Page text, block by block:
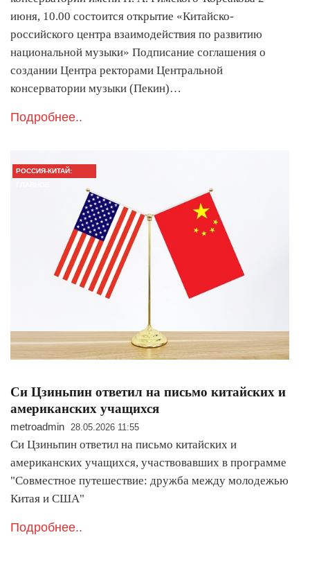
июня, 10.00 состоится открытие «Китайско-
российского центра взаимодействия по развитию
национальной музыки» Подписание соглашения о
создании Центра ректорами Центральной
консерватории музыки (Пекин)…
Подробнее..
РОССИЯ-КИТАЙ:
Си Цзиньпин ответил на письмо китайских и
американских учащихся
metroadmin 28.05.2026 11:55
Си Цзиньпин ответил на письмо китайских и
американских учащихся, участвовавших в программе
"Совместное путешествие: дружба между молодежью
Китая и США"
Подробнее..